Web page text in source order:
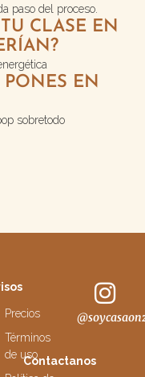
paso del proceso.
CLASE EN
EN
sobretodo
Precios
Términos
de usoContactanos